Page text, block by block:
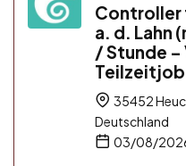
Controller
a. d. Lahn
/ Stunde
35452
Deutschland
03/08/